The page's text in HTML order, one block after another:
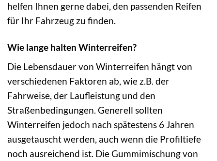
helfen Ihnen gerne dabei, den passenden Reifen
für Ihr Fahrzeug zu finden.
Wie lange halten Winterreifen?
Die Lebensdauer von Winterreifen hängt von
verschiedenen Faktoren ab, wie z.B. der
Fahrweise, der Laufleistung und den
Straßenbedingungen. Generell sollten
Winterreifen jedoch nach spätestens 6 Jahren
ausgetauscht werden, auch wenn die Profiltiefe
noch ausreichend ist. Die Gummimischung von